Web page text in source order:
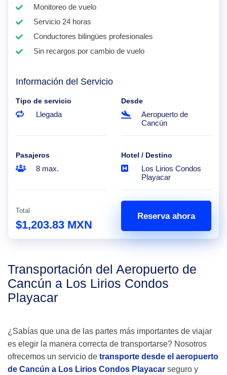
Monitoreo de vuelo
Servicio 24 horas
Conductores bilingües profesionales
Sin recargos por cambio de vuelo
Información del Servicio
Tipo de servicio
Llegada
Desde
Aeropuerto de
Cancún
Pasajeros
8 max.
Hotel / Destino
Los Lirios Condos
Playacar
Total
$1,203.83 MXN
Reserva ahora
Transportación del Aeropuerto de
Cancún a Los Lirios Condos
Playacar
¿Sabías que una de las partes más importantes de viajar
es elegir la manera correcta de transportarse? Nosotros
ofrecemos un servicio de transporte desde el aeropuerto
de Cancún a Los Lirios Condos Playacar seguro y